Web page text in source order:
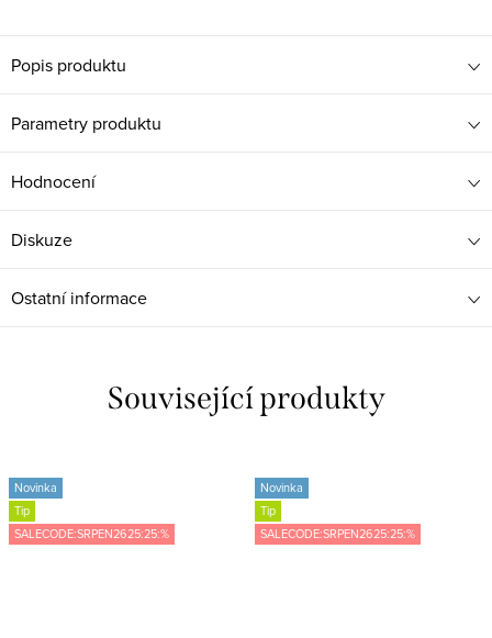
Popis produktu
Parametry produktu
Hodnocení
Diskuze
Ostatní informace
Související produkty
Novinka
Tip
SALECODE:SRPEN2625:25:%
Novinka
Tip
SALECODE:SRPEN2625:25:%